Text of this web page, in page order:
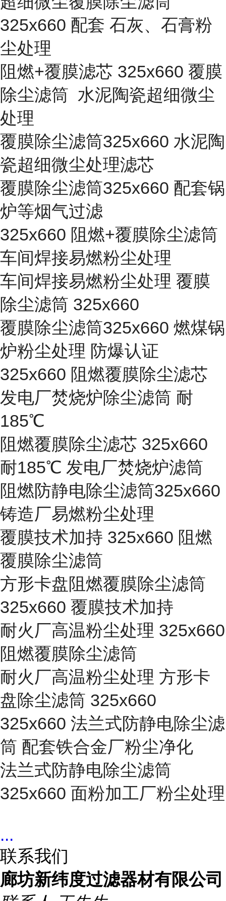
325x660 配套 石灰、石膏粉
尘处理
阻燃+覆膜滤芯 325x660 覆膜
除尘滤筒 水泥陶瓷超细微尘
处理
覆膜除尘滤筒325x660 水泥陶
瓷超细微尘处理滤芯
覆膜除尘滤筒325x660 配套锅
炉等烟气过滤
325x660 阻燃+覆膜除尘滤筒
车间焊接易燃粉尘处理
车间焊接易燃粉尘处理 覆膜
除尘滤筒 325x660
覆膜除尘滤筒325x660 燃煤锅
炉粉尘处理 防爆认证
325x660 阻燃覆膜除尘滤芯
发电厂焚烧炉除尘滤筒 耐
185℃
阻燃覆膜除尘滤芯 325x660
耐185℃ 发电厂焚烧炉滤筒
阻燃防静电除尘滤筒325x660
铸造厂易燃粉尘处理
覆膜技术加持 325x660 阻燃
覆膜除尘滤筒
方形卡盘阻燃覆膜除尘滤筒
325x660 覆膜技术加持
耐火厂高温粉尘处理 325x660
阻燃覆膜除尘滤筒
耐火厂高温粉尘处理 方形卡
盘除尘滤筒 325x660
325x660 法兰式防静电除尘滤
筒 配套铁合金厂粉尘净化
法兰式防静电除尘滤筒
325x660 面粉加工厂粉尘处理
...
联系我们
廊坊新纬度过滤器材有限公司